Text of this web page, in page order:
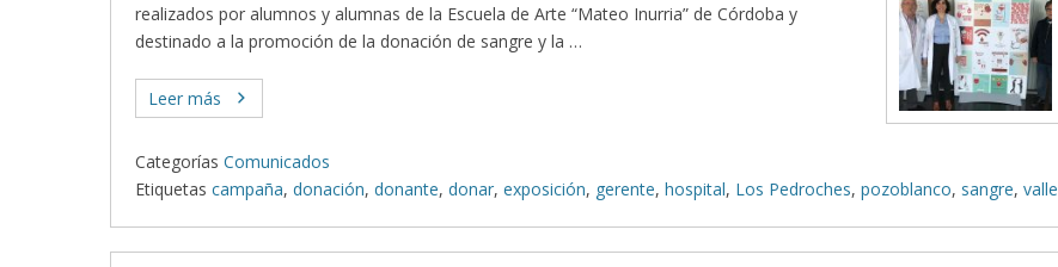
realizados por alumnos y alumnas de la Escuela de Arte “Mateo Inurria” de Córdoba y
destinado a la promoción de la donación de sangre y la …
Leer más
Categorías Comunicados
Etiquetas campaña, donación, donante, donar, exposición, gerente, hospital, Los Pedroches, pozoblanco, sangre, valle